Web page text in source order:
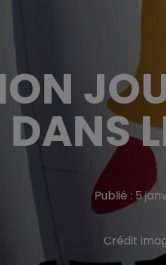
DANS
Publié : 5
Crédit